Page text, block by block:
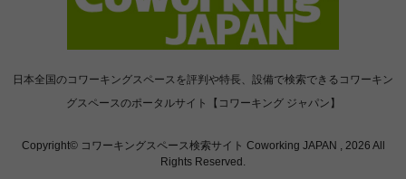
日本全国のコワーキングスペースを評判や特長、設備で検索できるコワーキン
グスペースのポータルサイト【コワーキング ジャパン】
Copyright© コワーキングスペース検索サイト Coworking JAPAN , 2026 All
Rights Reserved.